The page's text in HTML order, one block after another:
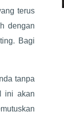
terus
dengan
Bagi
tanpa
ini akan